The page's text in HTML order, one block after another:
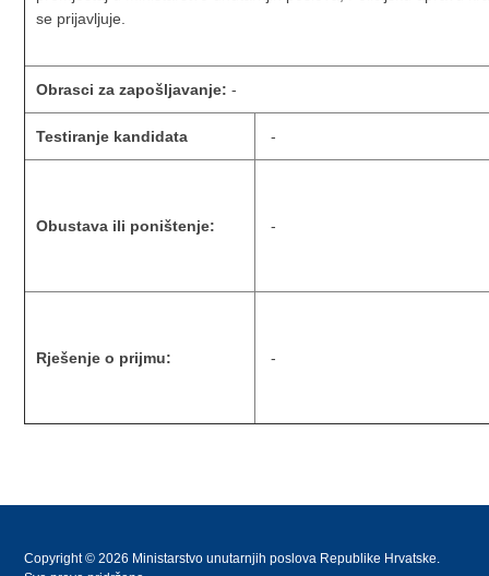
se prijavljuje.
Obrasci za zapošljavanje:-
Testiranje kandidata -
Obustava ili poništenje: -
Rješenje o prijmu: -
Copyright © 2026 Ministarstvo unutarnjih poslova Republike Hrvatske.